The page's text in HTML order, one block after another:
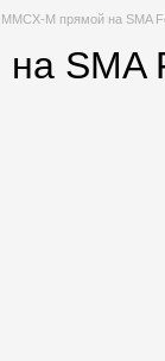
M прямой на SMA
SMA